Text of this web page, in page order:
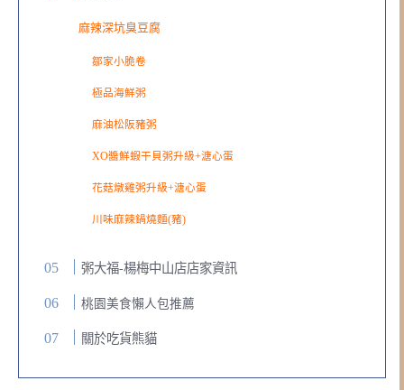
麻辣深坑臭豆腐
鄒家小脆卷
極品海鮮粥
麻油松阪豬粥
XO醬鮮蝦干貝粥升級+溏心蛋
花菇燉雞粥升級+溏心蛋
川味麻辣鍋燒麵(豬)
粥大福-楊梅中山店店家資訊
桃園美食懶人包推薦
關於吃貨熊貓